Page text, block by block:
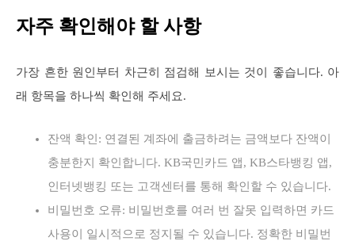
자주 확인해야 할 사항
가장 흔한 원인부터 차근히 점검해 보시는 것이 좋습니다. 아
래 항목을 하나씩 확인해 주세요.
잔액 확인: 연결된 계좌에 출금하려는 금액보다 잔액이
충분한지 확인합니다. KB국민카드 앱, KB스타뱅킹 앱,
인터넷뱅킹 또는 고객센터를 통해 확인할 수 있습니다.
비밀번호 오류: 비밀번호를 여러 번 잘못 입력하면 카드
사용이 일시적으로 정지될 수 있습니다. 정확한 비밀번